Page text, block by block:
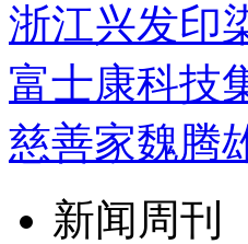
浙江兴发印
富士康科技
慈善家魏腾
新闻周刊